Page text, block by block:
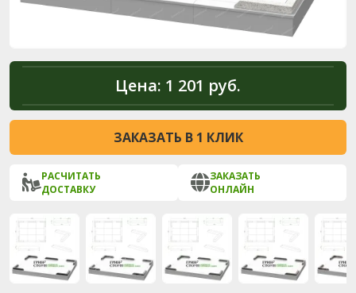
Цена: 1 201 руб.
ЗАКАЗАТЬ В 1 КЛИК
РАСЧИТАТЬ
ДОСТАВКУ
ЗАКАЗАТЬ
ОНЛАЙН